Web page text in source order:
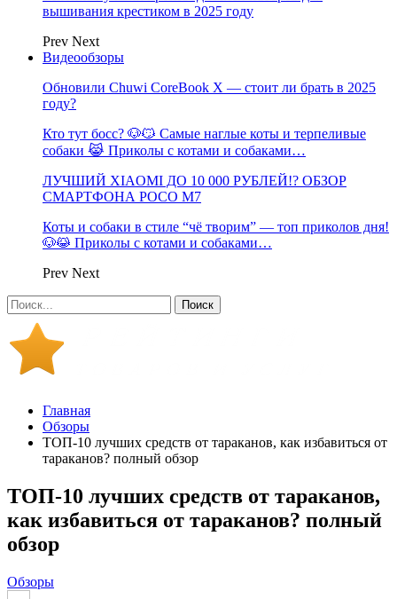
вышивания крестиком в 2025 году
Prev Next
Видеообзоры
Обновили Chuwi CoreBook X — стоит ли брать в 2025
году?
Кто тут босс? 🐶😼 Самые наглые коты и терпеливые
собаки 😹 Приколы с котами и собаками…
ЛУЧШИЙ XIAOMI ДО 10 000 РУБЛЕЙ!? ОБЗОР
СМАРТФОНА POCO M7
Коты и собаки в стиле “чё творим” — топ приколов дня!
🐶😹 Приколы с котами и собаками…
Prev Next
Главная
Обзоры
ТОП-10 лучших средств от тараканов, как избавиться от
тараканов? полный обзор
ТОП-10 лучших средств от тараканов,
как избавиться от тараканов? полный
обзор
Обзоры